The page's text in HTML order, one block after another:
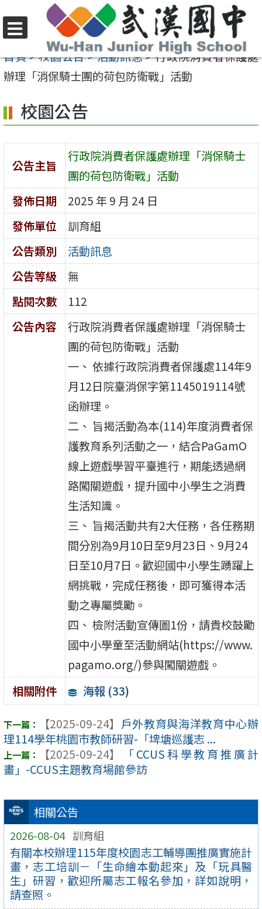
至
要
容
區
選
單
首頁>校園公告>活動訊息>行政院消費者保護處
辦理「消保騎士團的荷包防衛戰」活動
相關公告
2026-08-04 訓育組
有關本校辦理115年度校園志工輔導團推廣實施計
畫，志工培訓－「生命繪本動起來」及「玩具醫
生」研習，歡迎所屬志工報名參加，詳如說明，
請查照。
校園公告
公告主旨
行政院消費者保護處辦理「消保騎士
團的荷包防衛戰」活動
發佈日期
2025 年 9 月 24 日
發佈單位
訓育組
公告類別
活動訊息
公告等級
無
點閱次數
112
公告內容
行政院消費者保護處辦理「消保騎士
團的荷包防衛戰」活動
一、 依據行政院消費者保護處114年9
月12日院臺消保字第1145019114號
函辦理。
二、 旨揭活動為本(114)年度消費者保
護教育系列活動之一，結合PaGamO
線上遊戲學習平臺進行，期能透過網
路闖關遊戲，提升國中小學生之消費
生活知識。
三、 旨揭活動共有2大任務，各任務期
間分別為9月10日至9月23日、9月24
日至10月7日。歡迎國中小學生踴躍上
網挑戰，完成任務後，即可獲得本活
動之專屬獎勵。
四、 檢附活動宣傳圖1份，請貴校鼓勵
國中小學童至活動網站(https://www.
pagamo.org/)參與闖關遊戲。
相關附件
海報 (33)
【2025-09-24】 戶外教育與海洋教育中心辦
理114學年桃園市教師研習-「埤塘巡護志 ...
【2025-09-24】
「CCUS科學教育推廣計
畫」-CCUS主題教育場館參訪